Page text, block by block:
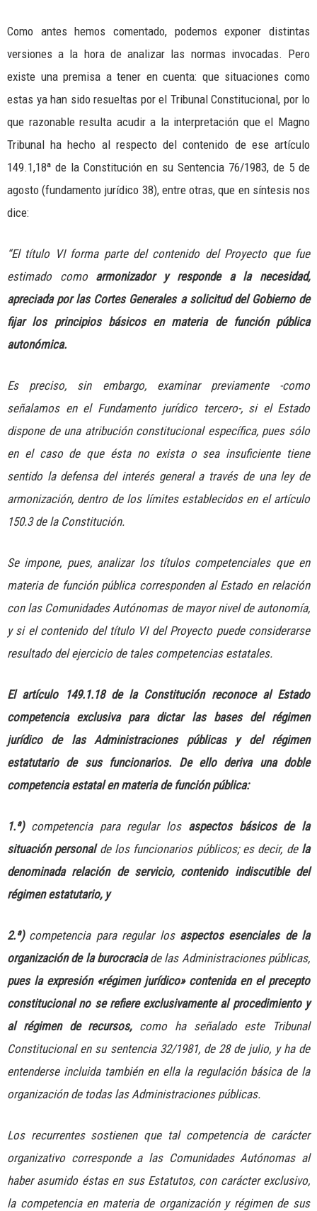
Como antes hemos comentado, podemos exponer distintas
versiones a la hora de analizar las normas invocadas. Pero
existe una premisa a tener en cuenta: que situaciones como
estas ya han sido resueltas por el Tribunal Constitucional, por lo
que razonable resulta acudir a la interpretación que el Magno
Tribunal ha hecho al respecto del contenido de ese artículo
149.1,18ª de la Constitución en su Sentencia 76/1983, de 5 de
agosto (fundamento jurídico 38), entre otras, que en síntesis nos
dice:
“El título VI forma parte del contenido del Proyecto que fue
estimado como armonizador y responde a la necesidad,
apreciada por las Cortes Generales a solicitud del Gobierno de
fijar los principios básicos en materia de función pública
autonómica.
Es preciso, sin embargo, examinar previamente -como
señalamos en el Fundamento jurídico tercero-, si el Estado
dispone de una atribución constitucional específica, pues sólo
en el caso de que ésta no exista o sea insuficiente tiene
sentido la defensa del interés general a través de una ley de
armonización, dentro de los límites establecidos en el artículo
150.3 de la Constitución.
Se impone, pues, analizar los títulos competenciales que en
materia de función pública corresponden al Estado en relación
con las Comunidades Autónomas de mayor nivel de autonomía,
y si el contenido del título VI del Proyecto puede considerarse
resultado del ejercicio de tales competencias estatales.
El artículo 149.1.18 de la Constitución reconoce al Estado
competencia exclusiva para dictar las bases del régimen
jurídico de las Administraciones públicas y del régimen
estatutario de sus funcionarios. De ello deriva una doble
competencia estatal en materia de función pública:
1.ª)competencia para regular los aspectos básicos de la
situación personalde los funcionarios públicos; es decir, de la
denominada relación de servicio, contenido indiscutible del
régimen estatutario, y
2.ª)competencia para regular los aspectos esenciales de la
organización de la burocraciade las Administraciones públicas,
pues la expresión «régimen jurídico» contenida en el precepto
constitucional no se refiere exclusivamente al procedimiento y
al régimen de recursos,como ha señalado este Tribunal
Constitucional en su sentencia 32/1981, de 28 de julio, y ha de
entenderse incluida también en ella la regulación básica de la
organización de todas las Administraciones públicas.
Los recurrentes sostienen que tal competencia de carácter
organizativo corresponde a las Comunidades Autónomas al
haber asumido éstas en sus Estatutos, con carácter exclusivo,
la competencia en materia de organización y régimen de sus